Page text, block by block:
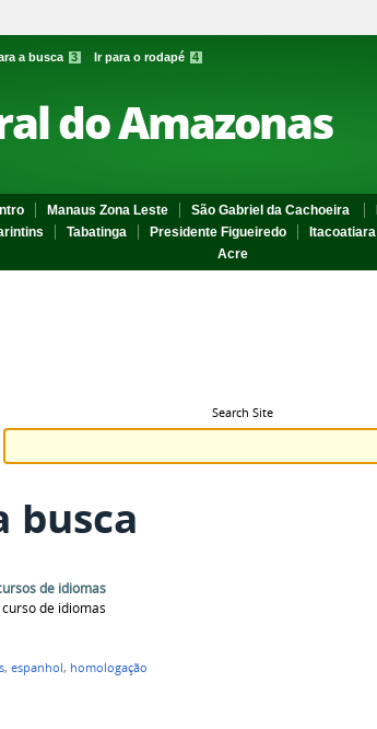
a busca 3 Ir para o rodapé 4
do Amazonas
Manaus Zona Leste São Gabriel da Cachoeira
Tabatinga Presidente Figueiredo Itacoatiara
Acre
Search Site
busca
de idiomas
de idiomas
, espanhol, homologação